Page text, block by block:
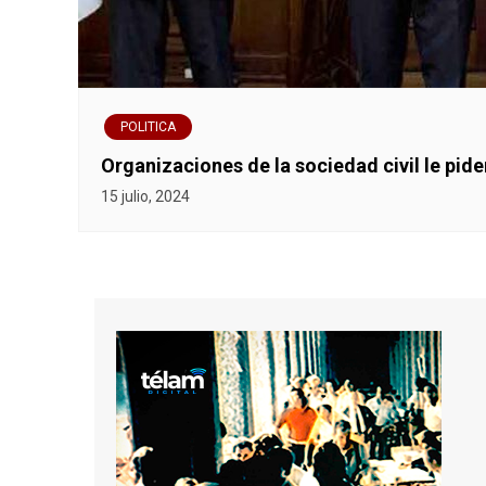
POLITICA
Organizaciones de la sociedad civil le
15 julio, 2024